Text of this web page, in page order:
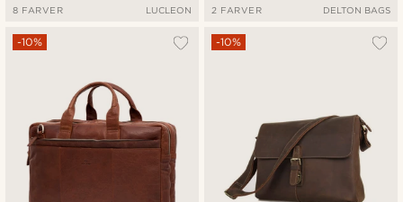
8 FARVER LUCLEON 2 FARVER DELTON BAGS
-10% -10%